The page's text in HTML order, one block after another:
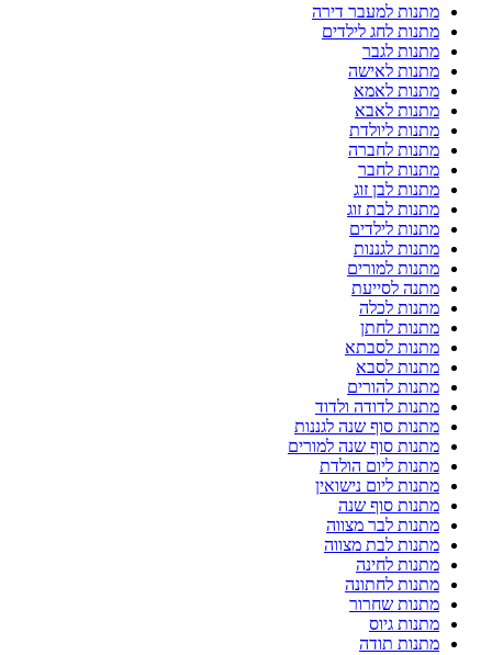
מתנות למעבר דירה
מתנות לחג לילדים
מתנות לגבר
מתנות לאישה
מתנות לאמא
מתנות לאבא
מתנות ליולדת
מתנות לחברה
מתנות לחבר
מתנות לבן זוג
מתנות לבת זוג
מתנות לילדים
מתנות לגננות
מתנות למורים
מתנה לסייעת
מתנות לכלה
מתנות לחתן
מתנות לסבתא
מתנות לסבא
מתנות להורים
מתנות לדודה ולדוד
מתנות סוף שנה לגננות
מתנות סוף שנה למורים
מתנות ליום הולדת
מתנות ליום נישואין
מתנות סוף שנה
מתנות לבר מצווה
מתנות לבת מצווה
מתנות לחינה
מתנות לחתונה
מתנות שחרור
מתנות גיוס
מתנות תודה